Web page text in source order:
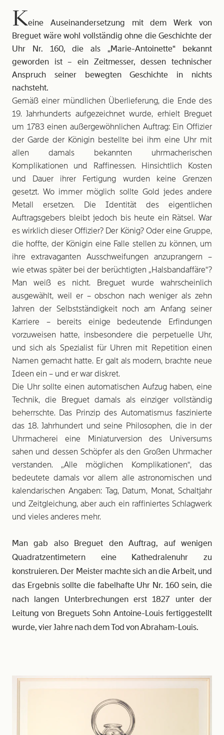
Keine Auseinandersetzung mit dem Werk von
Breguet wäre wohl vollständig ohne die Geschichte der
Uhr Nr. 160, die als „Marie-Antoinette“ bekannt
geworden ist – ein Zeit­messer, dessen technischer
Anspruch seiner bewegten Geschichte in nichts
nachsteht.
Gemäß einer mündlichen Überlieferung, die Ende des
19. Jahrhunderts aufgezeichnet wurde, erhielt Breguet
um 1783 einen außergewöhnlichen Auftrag: Ein Offizier
der Garde der Königin bestellte bei ihm eine Uhr mit
allen damals bekannten uhrmacherischen
Komplikationen und Raffinessen. Hinsichtlich Kosten
und Dauer ihrer Fertigung wurden keine Grenzen
gesetzt. Wo immer möglich sollte Gold jedes andere
Metall ersetzen. Die Identität des eigentlichen
Auftragsgebers bleibt jedoch bis heute ein Rätsel. War
es wirklich dieser Offizier? Der König? Oder eine Gruppe,
die hoffte, der Königin eine Falle stellen zu können, um
ihre extravaganten Ausschweifungen anzuprangern –
wie etwas später bei der berüchtigten „Halsbandaffäre“?
Man weiß es nicht. Breguet wurde wahrscheinlich
ausgewählt, weil er – obschon nach weniger als zehn
Jahren der Selbstständigkeit noch am Anfang seiner
Karriere – bereits einige ­bedeutende Erfindungen
vorzuweisen hatte, insbesondere die perpetuelle Uhr,
und sich als Spezialist für Uhren mit Repetition einen
Namen gemacht hatte. Er galt als modern, brachte neue
Ideen ein – und er war diskret.
Die Uhr sollte einen automatischen Aufzug haben, eine
Technik, die Breguet damals als einziger voll­ständig
beherrschte. Das Prinzip des Automatismus faszinierte
das 18. Jahrhundert und seine Philosophen, die in der
Uhrmacherei eine Miniaturversion des Universums
sahen und dessen Schöpfer als den Großen Uhrmacher
verstanden. „Alle möglichen Komplikationen“, das
bedeutete damals vor allem alle astronomischen und
kalendarischen Angaben: Tag, Datum, Monat, Schaltjahr
und Zeitgleichung, aber auch ein raffiniertes Schlagwerk
und vieles anderes mehr.
Man gab also Breguet den Auftrag, auf wenigen
Quadratzentimetern eine Kathedralenuhr zu
konstruieren. Der Meister machte sich an die Arbeit, und
das Ergebnis sollte die fabelhafte Uhr Nr. 160 sein, die
nach langen Unterbrechungen erst 1827 unter der
Leitung von Breguets Sohn Antoine-Louis fertiggestellt
wurde, vier Jahre nach dem Tod von Abraham-Louis.